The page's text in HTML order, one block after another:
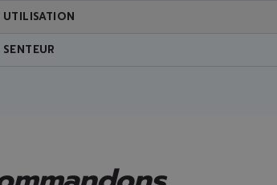
UTILISATION
SENTEUR